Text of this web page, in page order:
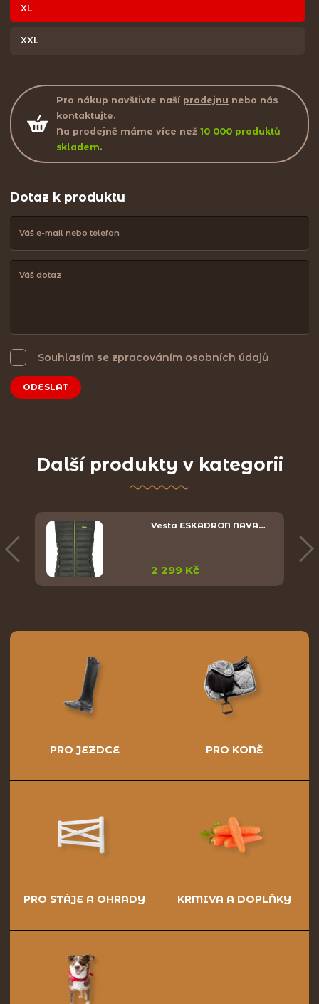
XL
XXL
Pro nákup navštivte naší prodejnu nebo nás
kontaktujte.
Na prodejně máme více než 10 000 produktů
skladem.
Dotaz k produktu
Souhlasím se zpracováním osobních údajů
ODESLAT
Další produkty v kategorii
Vesta ESKADRON NAVA…
2 299 Kč
PRO JEZDCE PRO KONĚ
PRO STÁJE A OHRADY KRMIVA A DOPLŇKY